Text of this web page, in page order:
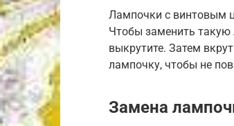
Лампочки с винтовым
Чтобы заменить такую
выкрутите. Затем
лампочку, чтобы не
Замена